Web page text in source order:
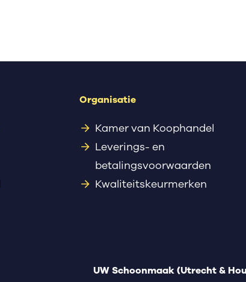
Organisatie
Kamer van Koophandel
Leverings- en
betalingsvoorwaarden
Kwaliteitskeurmerken
UW Schoonmaak (Utrecht &